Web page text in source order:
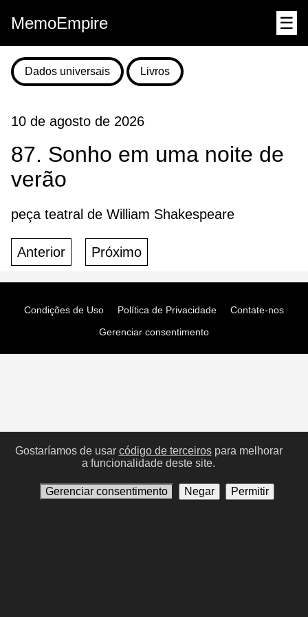
MemoEmpire ☰
Dados universais Livros
10 de agosto de 2026
87. Sonho em uma noite de
verão
peça teatral de William Shakespeare
Anterior Próximo
Condições de Uso Política de Privacidade
Contate-nos
Gerenciar consentimento
Gostaríamos de usar código de terceirospara melhorar
a funcionalidade deste site.
Gerenciar consentimento Negar Permitir